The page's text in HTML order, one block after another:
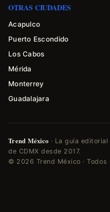
OTRAS CIUDADES
Acapulco
Puerto Escondido
Los Cabos
Mérida
Monterrey
Guadalajara
Trend México · La guía
de CDMX desde 2017.
© 2026 Trend México ·